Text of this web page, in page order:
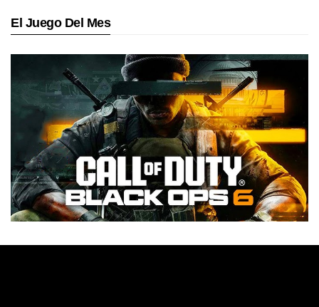
El Juego Del Mes